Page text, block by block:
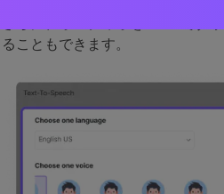
ることもできます。